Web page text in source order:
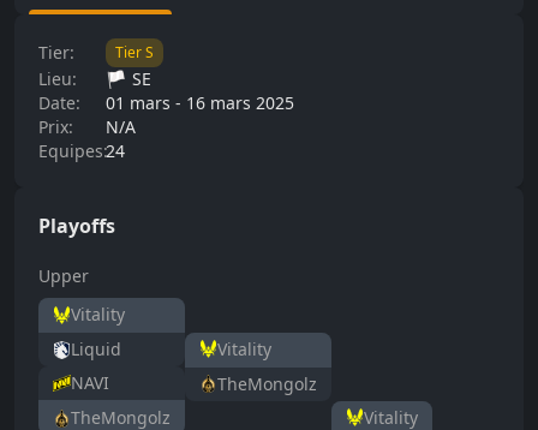
Tier: TierS
Lieu: 🏳️ SE
Date:
01 mars - 16 mars 2025
Prix:
N/A
Equipes:24
Playoffs
Upper
Vitality
Vitality
TheMongolz
Vitality
Liquid
NAVI
TheMongolz